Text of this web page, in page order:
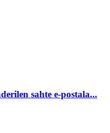
sahte e-postala...